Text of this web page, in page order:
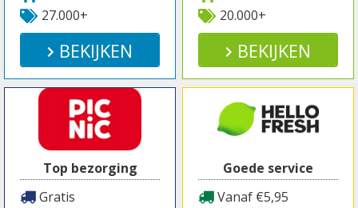
27.000+
BEKIJKEN
20.000+
BEKIJKEN
Top bezorging
Gratis
Goede service
Vanaf €5,95